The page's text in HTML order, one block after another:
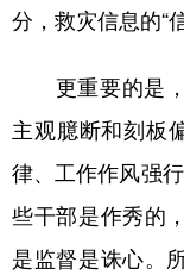
分，救灾信息的“
更重要的是，
主观臆断和刻板
律、工作作风强
些干部是作秀的
是监督是诛心。